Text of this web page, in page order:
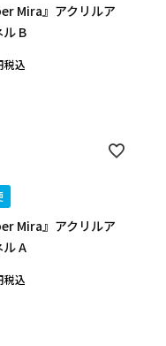
Mira』アクリルア
B
税込
Mira』アクリルア
A
税込
する